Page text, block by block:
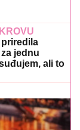
priredila
jednu
ali to